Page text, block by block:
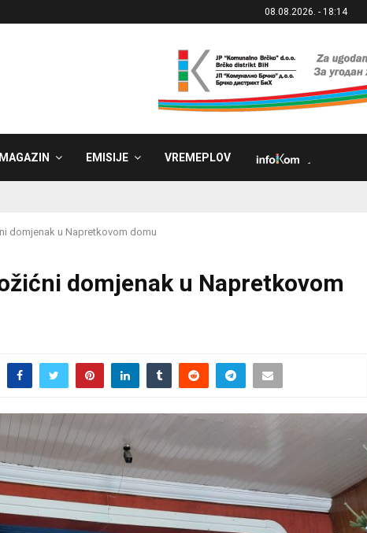
08.08.2026. - 18:14
MAGAZIN EMISIJE VREMEPLOV
domjenak u Napretkovom domu
domjenak u Napretkovom